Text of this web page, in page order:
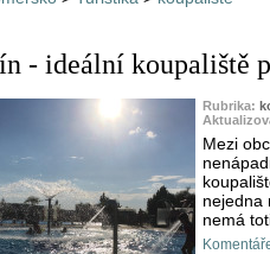
- ideální koupaliště
Rubrika:
Mezi
nejedna
nemá